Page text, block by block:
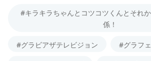
#キラキラちゃんとコツコツくんとそれ
係！
#グラビアザテレビジョン #グラフ